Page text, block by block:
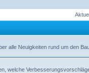
alle Neuigkeiten rund um den
welche